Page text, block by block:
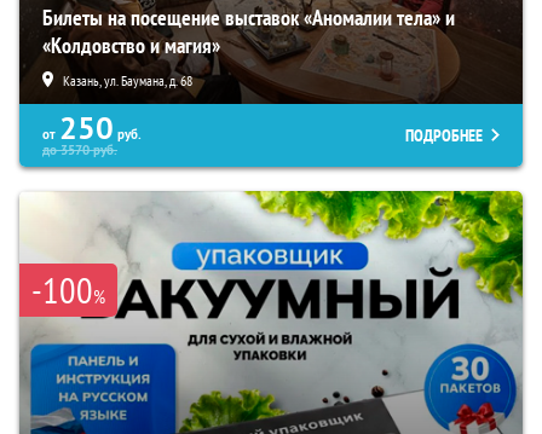
Билеты на посещение выставок «Аномалии тела» и
«Колдовство и магия»
Казань, ул. Баумана, д. 68
от 250 руб.
до3570руб.
ПОДРОБНЕЕ
-100%